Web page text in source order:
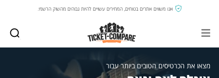
אנו משווים אתרים בטוחים, המחירים עשויים להיות גבוהים מהשוק הרשמי.
מצאו את הכרטיסים הטובים ביותר עבור